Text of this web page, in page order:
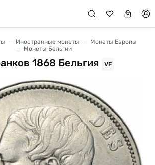
Иностранные монеты
Монеты Европы
Монеты Бельгии
1868 Бельгия VF